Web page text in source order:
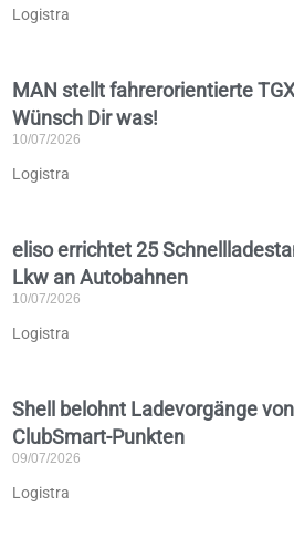
Logistra
MAN stellt fahrerorientierte
Wünsch Dir was!
10/07/2026
Logistra
eliso errichtet 25
Lkw an Autobahnen
10/07/2026
Logistra
Shell belohnt Ladevorgänge
ClubSmart-Punkten
09/07/2026
Logistra